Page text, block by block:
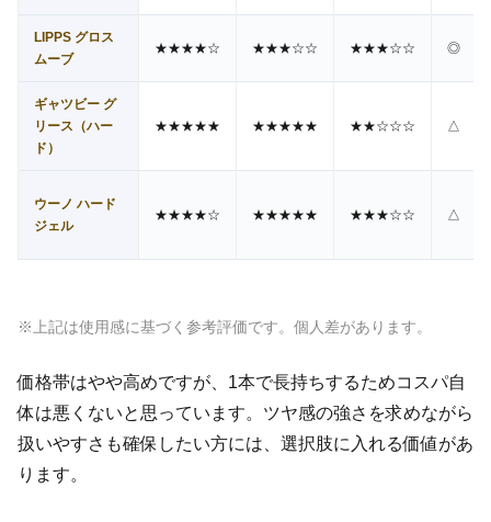
LIPPS グロス
ムーブ
★★★★☆ ★★★☆☆ ★★★☆☆ ◎
ギャツビー グ
リース（ハー
ド）
★★★★★ ★★★★★ ★★☆☆☆ △
ウーノ ハード
ジェル
★★★★☆ ★★★★★ ★★★☆☆ △
※上記は使用感に基づく参考評価です。個人差があります。
価格帯はやや高めですが、1本で長持ちするためコスパ自
体は悪くないと思っています。ツヤ感の強さを求めながら
扱いやすさも確保したい方には、選択肢に入れる価値があ
ります。